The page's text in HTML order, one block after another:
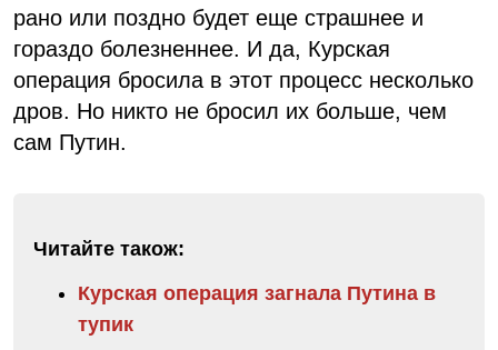
рано или поздно будет еще страшнее и
гораздо болезненнее. И да, Курская
операция бросила в этот процесс несколько
дров. Но никто не бросил их больше, чем
сам Путин.
Читайте також:
Курская операция загнала Путина в
тупик